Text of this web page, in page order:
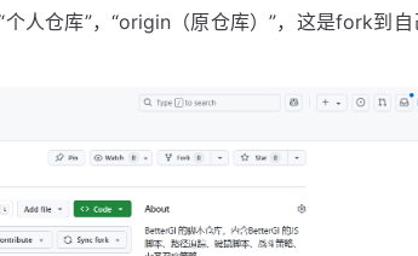
人仓库”，“origin（原仓库）”，这是fork到自